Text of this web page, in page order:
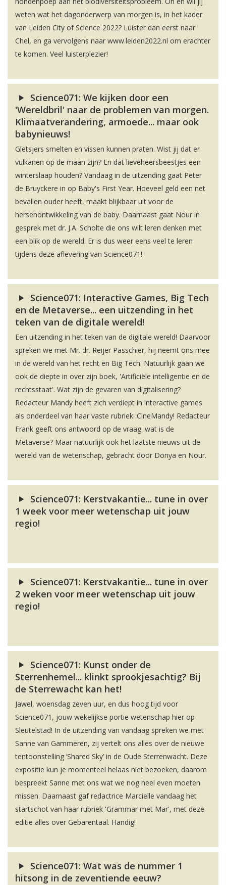
weten wat het dagonderwerp van morgen is, in het kader
van Leiden City of Science 2022? Luister dan eerst naar
Chel, en ga vervolgens naar www.leiden2022.nl om erachter
te komen. Veel luisterplezier!
Science071: We kijken door een
'Wereldbril' naar de problemen van morgen.
Klimaatverandering, armoede... maar ook
babynieuws!
Gletsjers smelten en vissen kunnen praten. Wist jij dat er
vulkanen op de maan zijn? En dat lieveheersbeestjes een
winterslaap houden? Vandaag in de uitzending gaat Peter
de Bruyckere in op Baby's First Year. Hoeveel geld een net
bevallen ouder heeft, maakt blijkbaar uit voor de
hersenontwikkeling van de baby. Daarnaast gaat Nour in
gesprek met dr. J.A. Scholte die ons wilt leren denken met
een blik op de wereld. Er is dus weer eens veel te leren
tijdens deze aflevering van Science071!
Science071: Interactive Games, Big Tech
en de Metaverse... een uitzending in het
teken van de digitale wereld!
Een uitzending in het teken van de digitale wereld! Daarvoor
spreken we met Mr. dr. Reijer Passchier, hij neemt ons mee
in de wereld van het recht en Big Tech. Natuurlijk gaan we
ook de diepte in over zijn boek, 'Artificiële intelligentie en de
rechtsstaat'. Wat zijn de gevaren van digitalisering?
Redacteur Mandy heeft zich verdiept in interactive games
als onderdeel van haar vaste rubriek: CineMandy! Redacteur
Frank geeft ons antwoord op de vraag: wat is de
Metaverse? Maar natuurlijk ook het laatste nieuws uit de
wereld van de wetenschap, gebracht door Donya en Nour.
Science071: Kerstvakantie... tune in over
1 week voor meer wetenschap uit jouw
regio!
Science071: Kerstvakantie... tune in over
2 weken voor meer wetenschap uit jouw
regio!
Science071: Kunst onder de
Sterrenhemel... klinkt sprookjesachtig? Bij
de Sterrewacht kan het!
Jawel, woensdag zeven uur, en dus hoog tijd voor
Science071, jouw wekelijkse portie wetenschap hier op
Sleutelstad! In de uitzending van vandaag spreken we met
Sanne van Gammeren, zij vertelt ons alles over de nieuwe
tentoonstelling ‘Shared Sky’ in de Oude Sterrenwacht. Deze
expositie kun je momenteel helaas niet bezoeken, daarom
bespreekt Sanne met ons wat we nog heel even moeten
missen. Daarnaast gaf redactrice Marcielle vandaag het
startschot van haar rubriek 'Grammar met Mar', met deze
editie alles over Gebarentaal. Handig!
Science071: Wat was de nummer 1
hitsong in de zeventiende eeuw?